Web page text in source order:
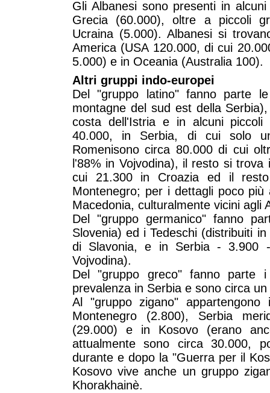
Gli Albanesi sono presenti in
Grecia (60.000), oltre a piccoli
Ucraina (5.000). Albanesi si
America (USA 120.000, di cui
5.000) e in Oceania (Australia 100).
Altri gruppi indo-europei
Del "gruppo latino" fanno parte
montagne del sud est della
costa dell'Istria e in alcuni
40.000, in Serbia, di cui solo
Romenisono circa 80.000 di cui
l'88% in Vojvodina), il resto si
cui 21.300 in Croazia ed il
Montenegro; per i dettagli poco
Macedonia, culturalmente vicini agli
Del "gruppo germanico" fanno
Slovenia) ed i Tedeschi (distribuiti
di Slavonia, e in Serbia - 3.900
Vojvodina).
Del "gruppo greco" fanno parte
prevalenza in Serbia e sono circa un
Al "gruppo zigano"
Montenegro (2.800), Serbia
(29.000) e in Kosovo (erano
attualmente sono circa 30.000,
durante e dopo la "Guerra per il
Kosovo vive anche un gruppo
Khorakhainè.